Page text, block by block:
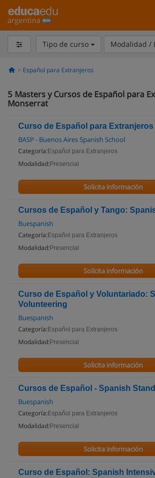
argentina
Tipo de curso Modalidad /
Español para Extranjeros
5 Masters y Cursos de Español para
Monserrat
Curso de Español para Extranjeros
BASP - Buenos Aires Spanish School
Categoría: Español para Extranjeros
Modalidad: Presencial
Solicita información
Cursos de Español y Tango:
Buespanish
Categoría: Español para Extranjeros
Modalidad: Presencial
Solicita información
Curso de Español y Voluntariado:
Volunteering
Buespanish
Categoría: Español para Extranjeros
Modalidad: Presencial
Solicita información
Cursos de Español - Spanish
Buespanish
Categoría: Español para Extranjeros
Modalidad: Presencial
Solicita información
Curso de Español: Spanish